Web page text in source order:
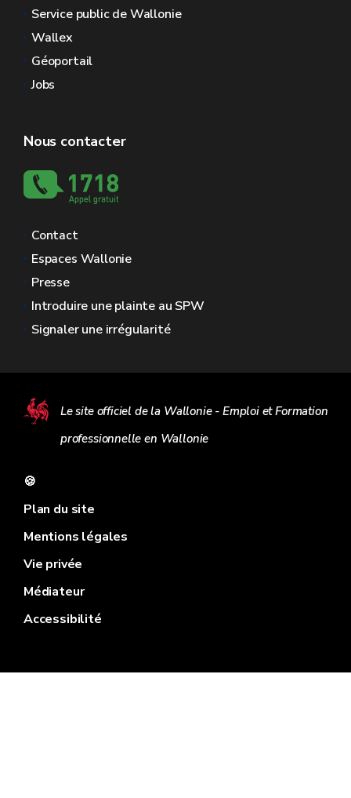
Service public de Wallonie
Wallex
Géoportail
Jobs
Nous contacter
Contact
Espaces Wallonie
Presse
Introduire une plainte au SPW
Signaler une irrégularité
Le site officiel de la Wallonie - Emploi et Formation
professionnelle en Wallonie
🍪
Plan du site
Mentions légales
Vie privée
Médiateur
Accessibilité